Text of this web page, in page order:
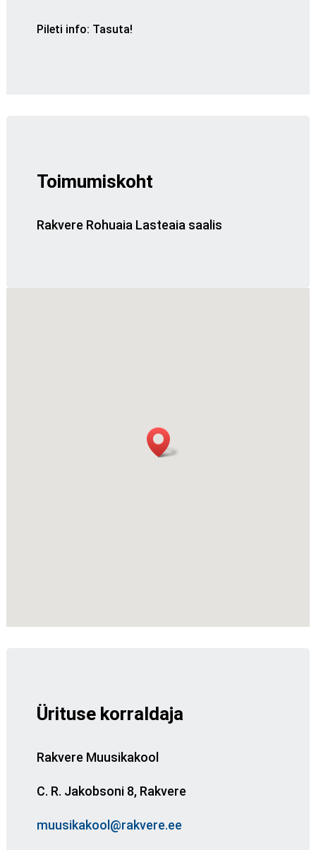
Pileti info: Tasuta!
Toimumiskoht
Rakvere Rohuaia Lasteaia saalis
Ürituse korraldaja
Rakvere Muusikakool
C. R. Jakobsoni 8, Rakvere
muusikakool@rakvere.ee